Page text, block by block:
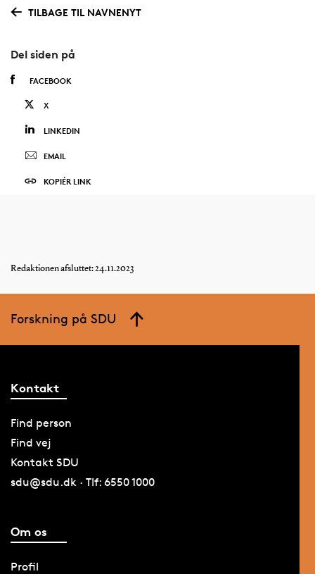
TILBAGE TIL NAVNENYT
Del siden på
FACEBOOK
X
LINKEDIN
EMAIL
KOPIÉR LINK
Redaktionen afsluttet: 24.11.2023
Forskning på SDU
Kontakt
Find person
Find vej
Kontakt SDU
sdu@sdu.dk · Tlf: 6550 1000
Om os
Profil